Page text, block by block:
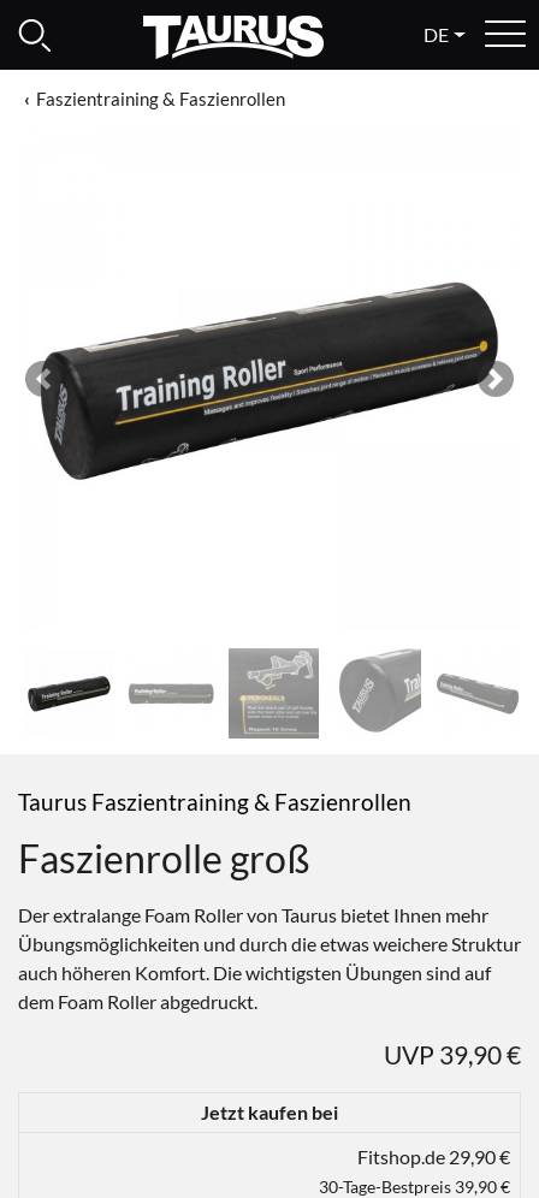
DE
Faszientraining & Faszienrollen
Previous Next
Taurus Faszientraining & Faszienrollen
Faszienrolle groß
Der extralange Foam Roller von Taurus bietet Ihnen mehr
Übungsmöglichkeiten und durch die etwas weichere Struktur
auch höheren Komfort. Die wichtigsten Übungen sind auf
dem Foam Roller abgedruckt.
UVP 39,90 €
Jetzt kaufen bei
Fitshop.de 29,90 €
30-Tage-Bestpreis 39,90 €